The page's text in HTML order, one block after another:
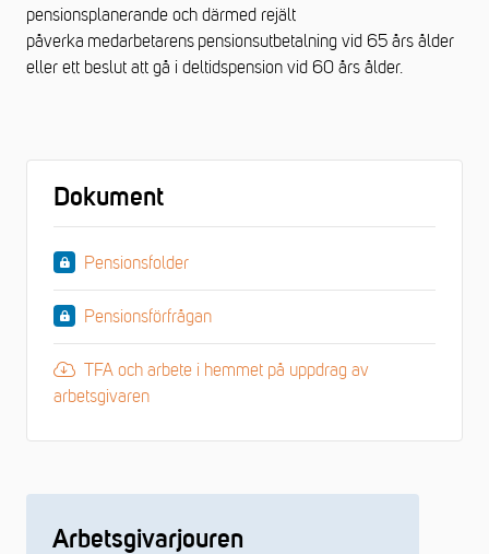
pensionsplanerande och därmed rejält
påverka medarbetarens pensionsutbetalning vid 65 års ålder
eller ett beslut att gå i deltidspension vid 60 års ålder.
Dokument
Pensionsfolder
Pensionsförfrågan
TFA och arbete i hemmet på uppdrag av
arbetsgivaren
Arbetsgivarjouren